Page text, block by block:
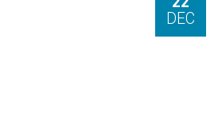
DEC